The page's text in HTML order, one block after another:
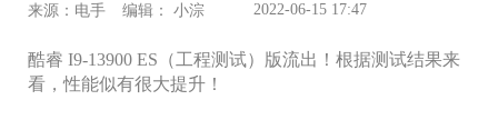
来源：电手 编辑： 小淙 2022-06-15 17:47
酷睿 I9-13900 ES（工程测试）版流出！根据测试结果来
看，性能似有很大提升！